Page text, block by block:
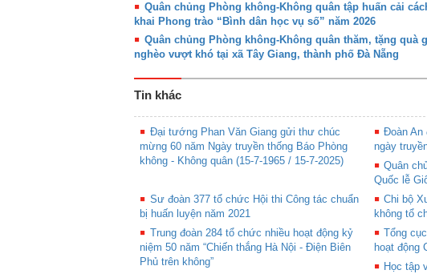
Quân chủng Phòng không-Không quân tập huấn cải
khai Phong trào “Bình dân học vụ số” năm 2026
Quân chủng Phòng không-Không quân thăm, tặng quà
nghèo vượt khó tại xã Tây Giang, thành phố Đà Nẵng
Tin khác
Đại tướng Phan Văn Giang gửi thư chúc
mừng 60 năm Ngày truyền thống Báo Phòng
không - Không quân (15-7-1965 / 15-7-2025)
Đoàn An
ngày
Quân
Quốc lễ
Sư đoàn 377 tổ chức Hội thi Công tác chuẩn
bị huấn luyện năm 2021
Chi bộ
không tổ
Trung đoàn 284 tổ chức nhiều hoạt động kỷ
niệm 50 năm “Chiến thắng Hà Nội - Điện Biên
Phủ trên không”
Tổng
hoạt động
Học tập